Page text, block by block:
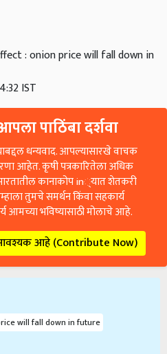
: onion price will fall down in
IST
पाठिंबा दर्शवा
धन्यवाद. आपल्यासारखे वाचक
आहेत. कृषी पत्रकारितेला अधिक
कानाकोप in्यात शेतकरी
तुमचे समर्थन किंवा सहकार्य
भविष्यासाठी मोलाचे आहे.
आहे (Contribute Now)
will fall down in future